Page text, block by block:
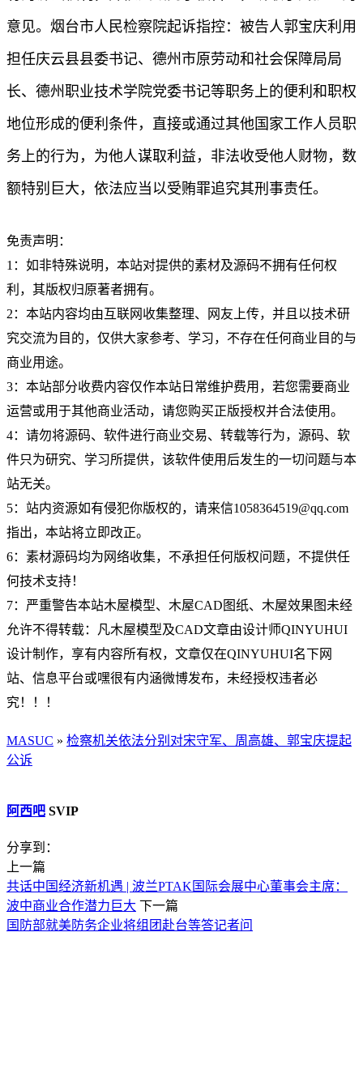
意见。烟台市人民检察院起诉指控：被告人郭宝庆利用
担任庆云县县委书记、德州市原劳动和社会保障局局
长、德州职业技术学院党委书记等职务上的便利和职权
地位形成的便利条件，直接或通过其他国家工作人员职
务上的行为，为他人谋取利益，非法收受他人财物，数
额特别巨大，依法应当以受贿罪追究其刑事责任。
免责声明：
1：如非特殊说明，本站对提供的素材及源码不拥有任何权
利，其版权归原著者拥有。
2：本站内容均由互联网收集整理、网友上传，并且以技术研
究交流为目的，仅供大家参考、学习，不存在任何商业目的与
商业用途。
3：本站部分收费内容仅作本站日常维护费用，若您需要商业
运营或用于其他商业活动，请您购买正版授权并合法使用。
4：请勿将源码、软件进行商业交易、转载等行为，源码、软
件只为研究、学习所提供，该软件使用后发生的一切问题与本
站无关。
5：站内资源如有侵犯你版权的，请来信1058364519@qq.com
指出，本站将立即改正。
6：素材源码均为网络收集，不承担任何版权问题，不提供任
何技术支持！
7：严重警告本站木屋模型、木屋CAD图纸、木屋效果图未经
允许不得转载：凡木屋模型及CAD文章由设计师QINYUHUI
设计制作，享有内容所有权，文章仅在QINYUHUI名下网
站、信息平台或嘿很有内涵微博发布，未经授权违者必
究！！！
MASUC » 检察机关依法分别对宋守军、周高雄、郭宝庆提起
公诉
阿西吧 SVIP
分享到：
上一篇
共话中国经济新机遇 | 波兰PTAK国际会展中心董事会主席：
波中商业合作潜力巨大 下一篇
国防部就美防务企业将组团赴台等答记者问